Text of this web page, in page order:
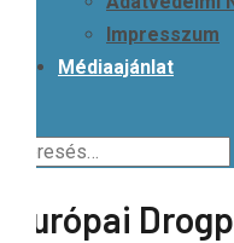
Impresszum
Médiaajánlat
Keresés:
Európai